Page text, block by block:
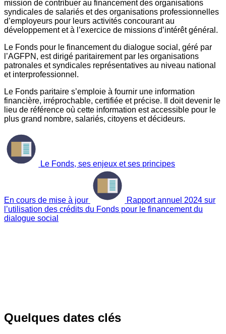
mission de contribuer au financement des organisations
syndicales de salariés et des organisations professionnelles
d’employeurs pour leurs activités concourant au
développement et à l’exercice de missions d’intérêt général.
Le Fonds pour le financement du dialogue social, géré par
l’AGFPN, est dirigé paritairement par les organisations
patronales et syndicales représentatives au niveau national
et interprofessionnel.
Le Fonds paritaire s’emploie à fournir une information
financière, irréprochable, certifiée et précise. Il doit devenir le
lieu de référence où cette information est accessible pour le
plus grand nombre, salariés, citoyens et décideurs.
Le Fonds, ses enjeux et ses principes
En cours de mise à jour
Rapport annuel 2024 sur
l’utilisation des crédits du Fonds pour le financement du
dialogue social
Quelques dates clés